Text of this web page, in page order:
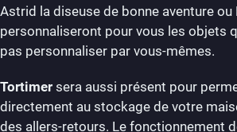
Astrid la diseuse de bonne aventure ou
personnaliseront pour vous les objets
pas personnaliser par vous-mêmes.
Tortimer sera aussi présent pour
directement au stockage de votre
des allers-retours. Le fonctionnement